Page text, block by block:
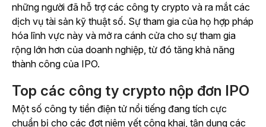
những người đã hỗ trợ các công ty crypto và ra mắt các
dịch vụ tài sản kỹ thuật số. Sự tham gia của họ hợp pháp
hóa lĩnh vực này và mở ra cánh cửa cho sự tham gia
rộng lớn hơn của doanh nghiệp, từ đó tăng khả năng
thành công của IPO.
Top các công ty crypto nộp đơn IPO
Một số công ty tiền điện tử nổi tiếng đang tích cực
chuẩn bị cho các đợt niêm yết công khai, tận dụng các